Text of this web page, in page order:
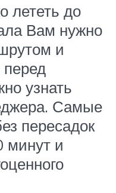
лететь до
Вам нужно
и
узнать
Самые
пересадок
минут и